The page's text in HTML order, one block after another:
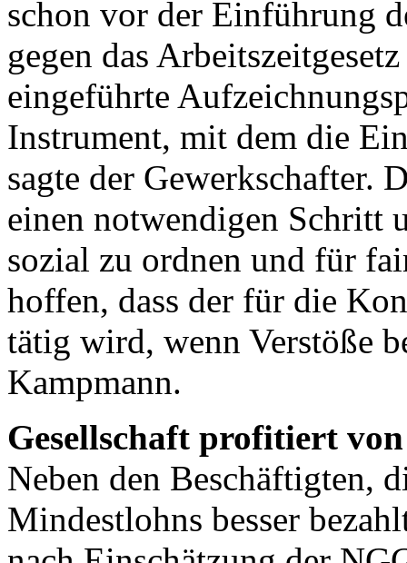
schon vor der Einführung
gegen das
eingeführte
Instrument, mit dem die
sagte der Gewerkschafter.
einen notwendigen Schritt
sozial zu ordnen und für
hoffen, dass der für die
tätig wird, wenn Verstöße
Kampmann.
Gesellschaft profitiert
Neben den Beschäftigten,
Mindestlohns besser